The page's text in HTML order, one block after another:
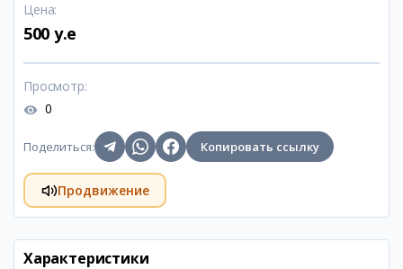
Цена:
500 y.e
Просмотр:
0
Поделиться: Копировать ссылку
Продвижение
Характеристики